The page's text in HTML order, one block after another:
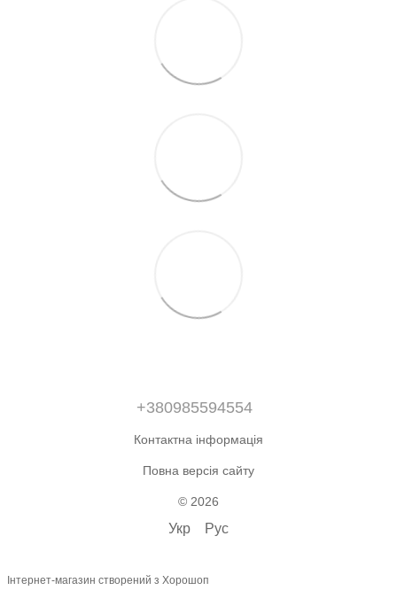
+380985594554
Контактна інформація
Повна версія сайту
© 2026
Укр Рус
Інтернет-магазин створений з Хорошоп